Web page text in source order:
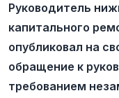
Руководитель
капитального
опубликовал на
обращение к
требованием